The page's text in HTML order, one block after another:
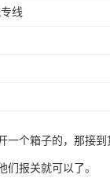
线
一个箱子的，那接
们报关就可以了。